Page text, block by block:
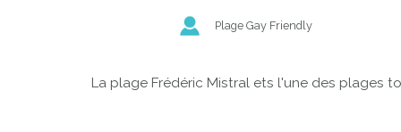
Plage Gay Friendly
La plage Frédéric Mistral ets l'une des plages